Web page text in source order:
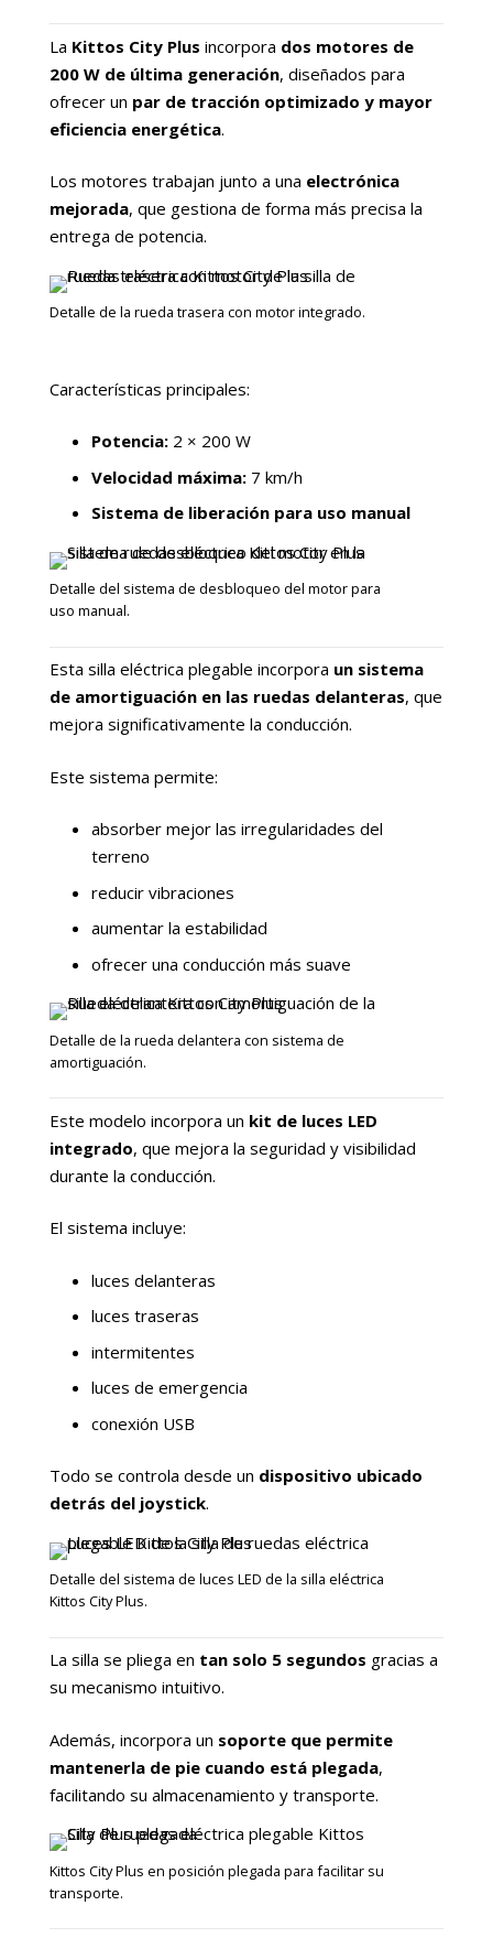
La Kittos City Plus incorpora dos motores de
200 W de última generación, diseñados para
ofrecer un par de tracción optimizado y mayor
eficiencia energética.
Los motores trabajan junto a una electrónica
mejorada, que gestiona de forma más precisa la
entrega de potencia.
Detalle de la rueda trasera con motor integrado.
Características principales:
Potencia:2 × 200 W
Velocidad máxima:7 km/h
Sistema de liberación para uso manual
Detalle del sistema de desbloqueo del motor para
uso manual.
Esta silla eléctrica plegable incorpora un sistema
de amortiguación en las ruedas delanteras, que
mejora significativamente la conducción.
Este sistema permite:
absorber mejor las irregularidades del
terreno
reducir vibraciones
aumentar la estabilidad
ofrecer una conducción más suave
Detalle de la rueda delantera con sistema de
amortiguación.
Este modelo incorpora un kit de luces LED
integrado, que mejora la seguridad y visibilidad
durante la conducción.
El sistema incluye:
luces delanteras
luces traseras
intermitentes
luces de emergencia
conexión USB
Todo se controla desde un dispositivo ubicado
detrás del joystick.
Detalle del sistema de luces LED de la silla eléctrica
Kittos City Plus.
La silla se pliega en tan solo 5 segundos gracias a
su mecanismo intuitivo.
Además, incorpora un soporte que permite
mantenerla de pie cuando está plegada,
facilitando su almacenamiento y transporte.
Kittos City Plus en posición plegada para facilitar su
transporte.